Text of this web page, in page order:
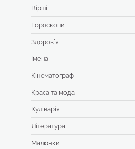
Вірші
Гороскопи
Здоровʼя
Імена
Кінематограф
Краса та мода
Кулінарія
Література
Малюнки